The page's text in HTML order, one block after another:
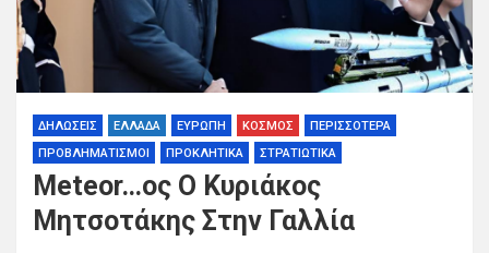
ΔΗΛΩΣΕΙΣ ΕΛΛΑΔΑ ΕΥΡΩΠΗ ΚΟΣΜΟΣ
ΠΕΡΙΣΣΟΤΕΡΑ
ΠΡΟΒΛΗΜΑΤΙΣΜΟΙ
ΠΡΟΚΛΗΤΙΚΑ ΣΤΡΑΤΙΩΤΙΚΑ
Meteor…ος Ο Κυριάκος
Μητσοτάκης Στην Γαλλία